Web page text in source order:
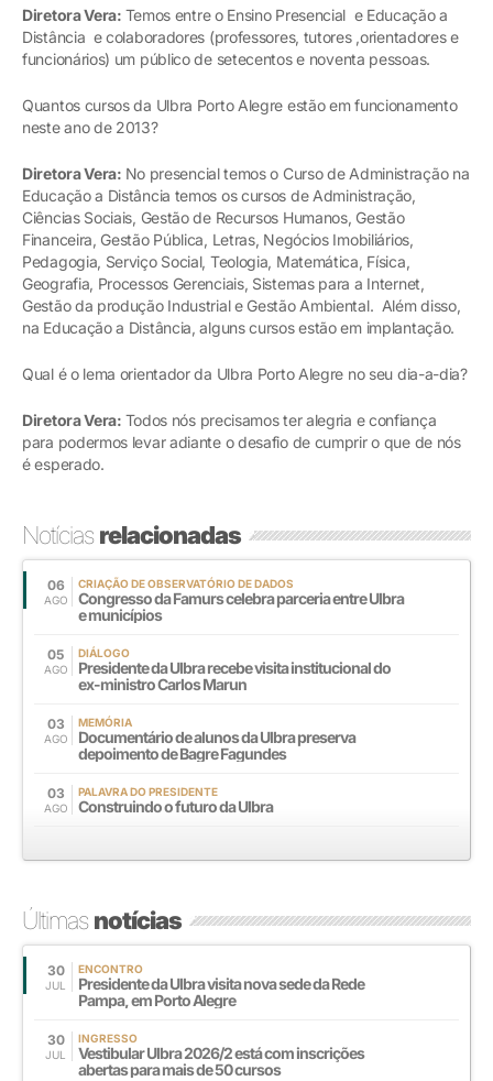
Diretora Vera: Temos entre o Ensino Presencial e Educação a
Distância e colaboradores (professores, tutores ,orientadores e
funcionários) um público de setecentos e noventa pessoas.
Quantos cursos da Ulbra Porto Alegre estão em funcionamento
neste ano de 2013?
Diretora Vera: No presencial temos o Curso de Administração na
Educação a Distância temos os cursos de Administração,
Ciências Sociais, Gestão de Recursos Humanos, Gestão
Financeira, Gestão Pública, Letras, Negócios Imobiliários,
Pedagogia, Serviço Social, Teologia, Matemática, Física,
Geografia, Processos Gerenciais, Sistemas para a Internet,
Gestão da produção Industrial e Gestão Ambiental. Além disso,
na Educação a Distância, alguns cursos estão em implantação.
Qual é o lema orientador da Ulbra Porto Alegre no seu dia-a-dia?
Diretora Vera: Todos nós precisamos ter alegria e confiança
para podermos levar adiante o desafio de cumprir o que de nós
é esperado.
Notíciasrelacionadas
06
AGO
CRIAÇÃO DE OBSERVATÓRIO DE DADOS
Congresso da Famurs celebra parceria entre Ulbra
e municípios
05
AGO
DIÁLOGO
Presidente da Ulbra recebe visita institucional do
ex-ministro Carlos Marun
03
AGO
MEMÓRIA
Documentário de alunos da Ulbra preserva
depoimento de Bagre Fagundes
03
AGO
PALAVRA DO PRESIDENTE
Construindo o futuro da Ulbra
Últimasnotícias
30
JUL
ENCONTRO
Presidente da Ulbra visita nova sede da Rede
Pampa, em Porto Alegre
30
JUL
INGRESSO
Vestibular Ulbra 2026/2 está com inscrições
abertas para mais de 50 cursos